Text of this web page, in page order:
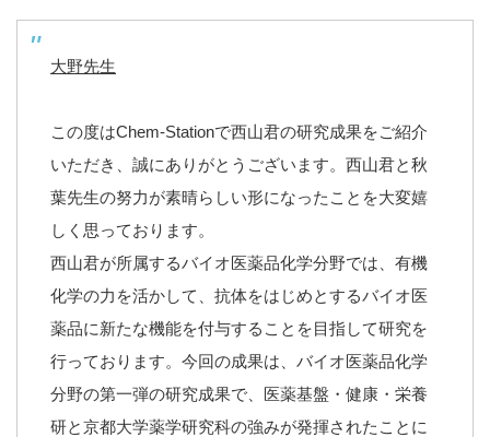
大野先生
この度はChem-Stationで西山君の研究成果をご紹介
いただき、 誠にありがとうございます。 西山君と秋
葉先生の努力が素晴らしい形になったことを大変嬉
しく 思っております。
西山君が所属するバイオ医薬品化学分野では、 有機
化学の力を活かして、 抗体をはじめとするバイオ医
薬品に新たな機能を付与することを目指して研究を
行っております。今回の成果は、 バイオ医薬品化学
分野の第一弾の研究成果で、医薬基盤・健康・ 栄養
研と京都大学薬学研究科の強みが発揮されたことに